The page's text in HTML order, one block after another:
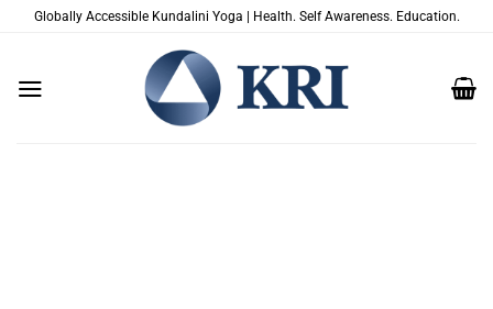
SaltarGlobally Accessible Kundalini Yoga | Health. Self Awareness. Education.